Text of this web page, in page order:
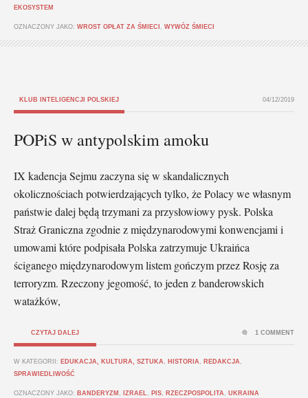
EKOSYSTEM
OZNACZONY JAKO: WROST OPŁAT ZA ŚMIECI WYWÓZ ŚMIECI
KLUB INTELIGENCJI POLSKIEJ 04/12/2019
POPiS w antypolskim amoku
IX kadencja Sejmu zaczyna się w skandalicznych
okolicznościach potwierdzających tylko, że Polacy we własnym
państwie dalej będą trzymani za przysłowiowy pysk. Polska
Straż Graniczna zgodnie z międzynarodowymi konwencjami i
umowami które podpisała Polska zatrzymuje Ukraińca
ściganego międzynarodowym listem gończym przez Rosję za
terroryzm. Rzeczony jegomość, to jeden z banderowskich
watażków,
CZYTAJ DALEJ
W KATEGORII: EDUKACJA, KULTURA, SZTUKA HISTORIA REDAKCJA
SPRAWIEDLIWOŚĆ
OZNACZONY JAKO: BANDERYZM IZRAEL PIS RZECZPOSPOLITA UKRAINA
1 COMMENT